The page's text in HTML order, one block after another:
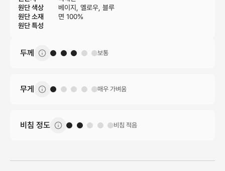
원단 색상
베이지, 옐로우, 블루
원단 소재
면 100%
원단 특성
두께 보통
무게 매우 가벼움
비침 정도 비침 적음